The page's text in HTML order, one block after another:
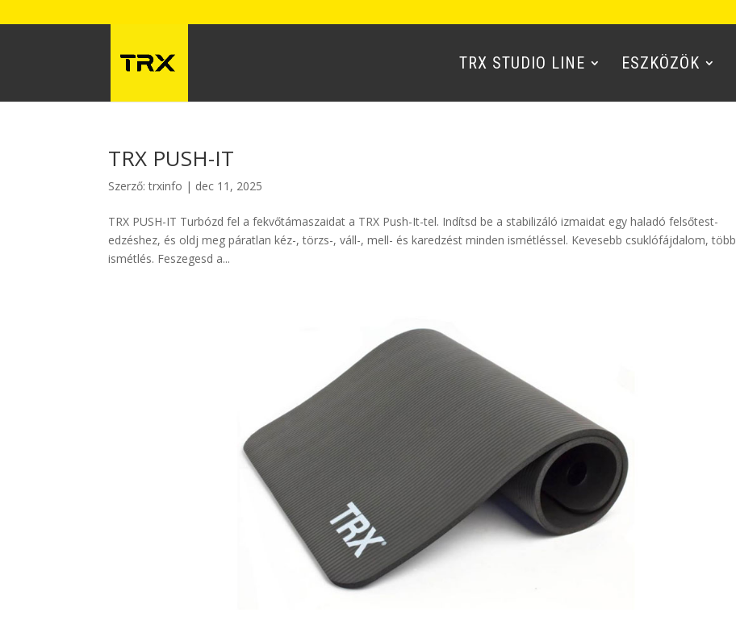
TRX STUDIO LINE ESZKÖZÖK
TRX PUSH-IT
Szerző:trxinfo | dec 11, 2025
TRX PUSH-IT Turbózd fel a fekvőtámaszaidat a TRX Push-It-tel. Indítsd be a stabilizáló izmaidat egy haladó felsőtest-
edzéshez, és oldj meg páratlan kéz-, törzs-, váll-, mell- és karedzést minden ismétléssel. Kevesebb csuklófájdalom, több
ismétlés. Feszegesd a...